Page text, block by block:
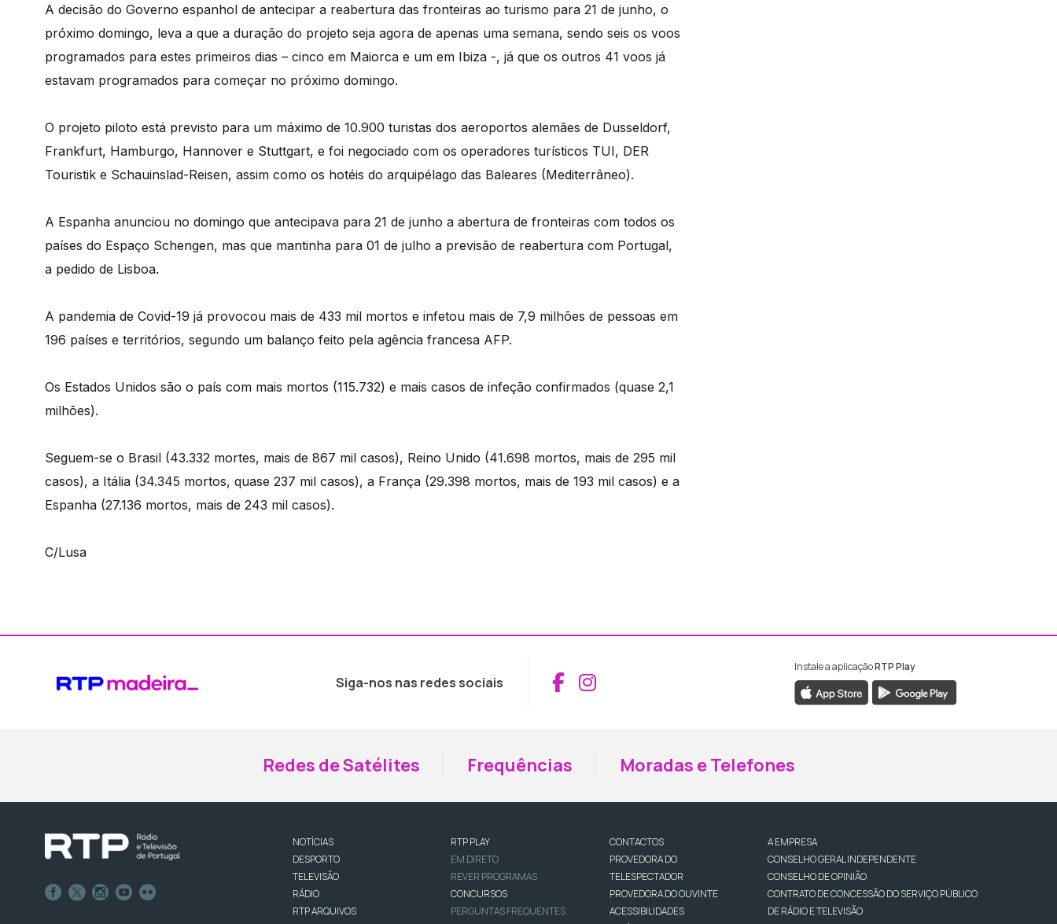
A decisão do Governo espanhol de antecipar a reabertura das fronteiras ao turismo para 21 de junho, o
próximo domingo, leva a que a duração do projeto seja agora de apenas uma semana, sendo seis os voos
programados para estes primeiros dias – cinco em Maiorca e um em Ibiza -, já que os outros 41 voos já
estavam programados para começar no próximo domingo.
O projeto piloto está previsto para um máximo de 10.900 turistas dos aeroportos alemães de Dusseldorf,
Frankfurt, Hamburgo, Hannover e Stuttgart, e foi negociado com os operadores turísticos TUI, DER
Touristik e Schauinslad-Reisen, assim como os hotéis do arquipélago das Baleares (Mediterrâneo).
A Espanha anunciou no domingo que antecipava para 21 de junho a abertura de fronteiras com todos os
países do Espaço Schengen, mas que mantinha para 01 de julho a previsão de reabertura com Portugal,
a pedido de Lisboa.
A pandemia de Covid-19 já provocou mais de 433 mil mortos e infetou mais de 7,9 milhões de pessoas em
196 países e territórios, segundo um balanço feito pela agência francesa AFP.
Os Estados Unidos são o país com mais mortos (115.732) e mais casos de infeção confirmados (quase 2,1
milhões).
Seguem-se o Brasil (43.332 mortes, mais de 867 mil casos), Reino Unido (41.698 mortos, mais de 295 mil
casos), a Itália (34.345 mortos, quase 237 mil casos), a França (29.398 mortos, mais de 193 mil casos) e a
Espanha (27.136 mortos, mais de 243 mil casos).
C/Lusa
Siga-nos nas redes sociais Aceder ao Facebook da RTP Madeira
Aceder ao Instagram da RTP Madeira
Instale a aplicaçãoRTP Play
Redes de Satélites Frequências Moradas e Telefones
NOTÍCIAS
DESPORTO
TELEVISÃO
RÁDIO
RTP ARQUIVOS
RTP PLAY
EM DIRETO
REVER PROGRAMAS
CONCURSOS
PERGUNTAS FREQUENTES
CONTACTOS
PROVEDORA DO
TELESPECTADOR
PROVEDORA DO OUVINTE
ACESSIBILIDADES
A EMPRESA
CONSELHO GERAL INDEPENDENTE
CONSELHO DE OPINIÃO
CONTRATO DE CONCESSÃO DO SERVIÇO PÚBLICO
DE RÁDIO E TELEVISÃO